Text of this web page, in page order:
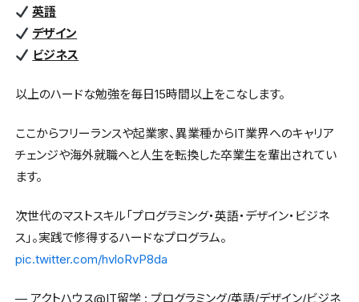
英語
デザイン
ビジネス
以上のハードな勉強を毎日15時間以上をこなします。
ここからフリーランスや起業家、異業種からIT業界へのキャリア
チェンジや海外就職へと人生を転換した卒業生を輩出されてい
ます。
次世代のマストスキル「プログラミング・英語・デザイン・ビジネ
ス」。実践で修得するハードなプログラム。
pic.twitter.com/hvloRvP8da
— アクトハウス@IT留学 : プログラミング/英語/デザイン/ビジネ